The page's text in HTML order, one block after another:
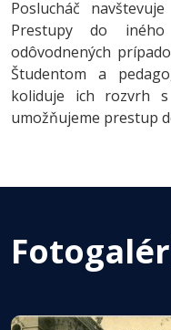
Poslucháč
Prestupy do
odôvodnených
Študentom a
koliduje ich rozvrh
umožňujeme prestup